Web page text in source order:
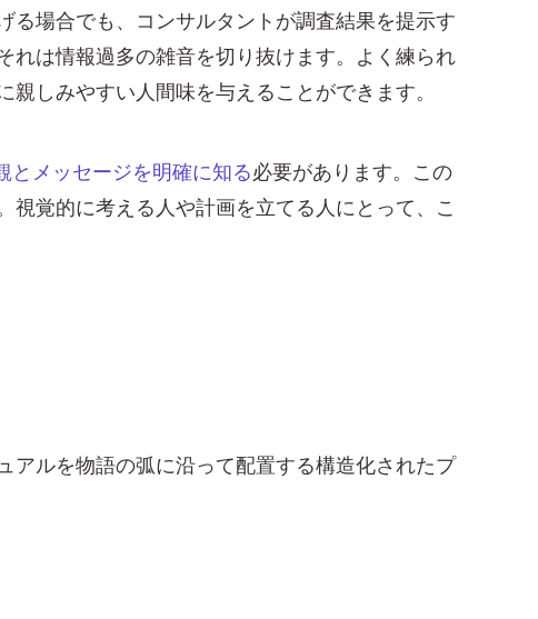
る場合でも、コンサルタントが調査結果を提示す
れは情報過多の雑音を切り抜けます。よく練られ
しみやすい人間味を与えることができます。
とメッセージを明確に知る必要があります。この
覚的に考える人や計画を立てる人にとって、こ
アルを物語の弧に沿って配置する構造化されたプ